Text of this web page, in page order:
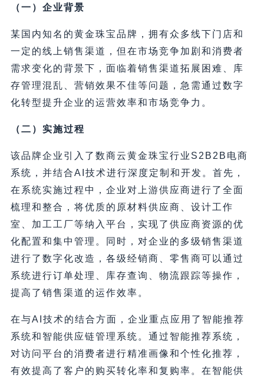
（一）企业背景
某国内知名的黄金珠宝品牌，拥有众多线下门店和
一定的线上销售渠道，但在市场竞争加剧和消费者
需求变化的背景下，面临着销售渠道拓展困难、库
存管理混乱、营销效果不佳等问题，急需通过数字
化转型提升企业的运营效率和市场竞争力。
（二）实施过程
该品牌企业引入了数商云黄金珠宝行业S2B2B电商
系统，并结合AI技术进行深度定制和开发。首先，
在系统实施过程中，企业对上游供应商进行了全面
梳理和整合，将优质的原材料供应商、设计工作
室、加工工厂等纳入平台，实现了供应商资源的优
化配置和集中管理。同时，对企业的多级销售渠道
进行了数字化改造，各级经销商、零售商可以通过
系统进行订单处理、库存查询、物流跟踪等操作，
提高了销售渠道的运作效率。
在与AI技术的结合方面，企业重点应用了智能推荐
系统和智能供应链管理系统。通过智能推荐系统，
对访问平台的消费者进行精准画像和个性化推荐，
有效提高了客户的购买转化率和复购率。在智能供